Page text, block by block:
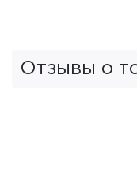
Отзывы о